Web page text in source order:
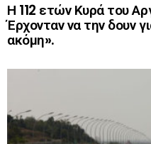
Η 112 ετών Κυρά του
Έρχονταν να την δουν
ακόμη».